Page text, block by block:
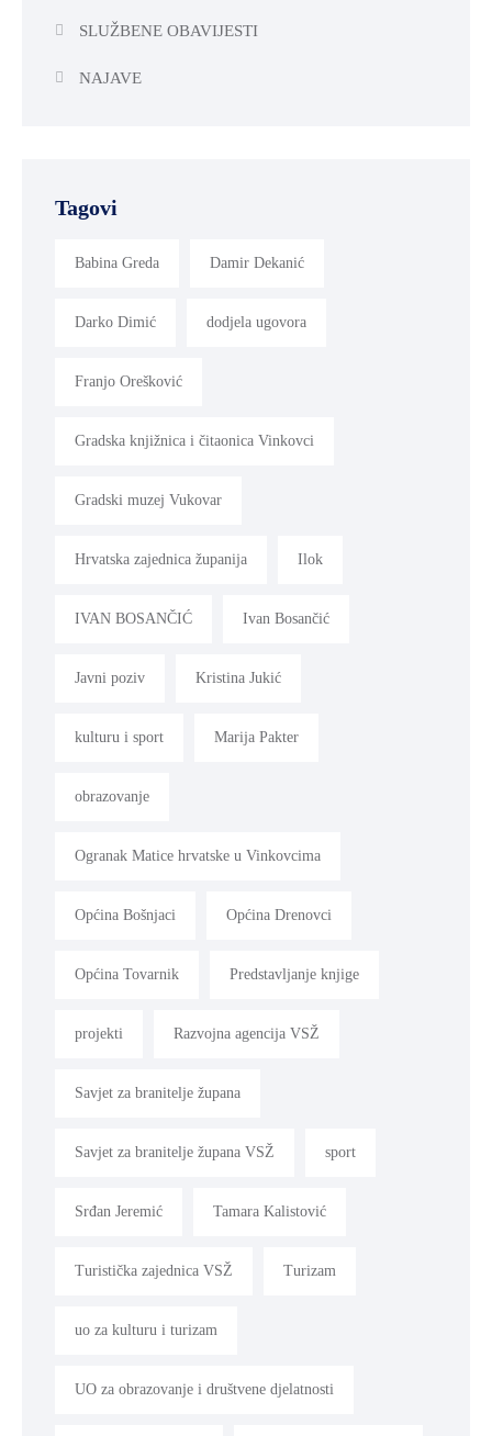
SLUŽBENE OBAVIJESTI
NAJAVE
Tagovi
Babina Greda Damir Dekanić
Darko Dimić dodjela ugovora
Franjo Orešković
Gradska knjižnica i čitaonica Vinkovci
Gradski muzej Vukovar
Hrvatska zajednica županija Ilok
IVAN BOSANČIĆ Ivan Bosančić
Javni poziv Kristina Jukić
kulturu i sport Marija Pakter
obrazovanje
Ogranak Matice hrvatske u Vinkovcima
Općina Bošnjaci Općina Drenovci
Općina Tovarnik Predstavljanje knjige
projekti Razvojna agencija VSŽ
Savjet za branitelje župana
Savjet za branitelje župana VSŽ sport
Srđan Jeremić Tamara Kalistović
Turistička zajednica VSŽ Turizam
uo za kulturu i turizam
UO za obrazovanje i društvene djelatnosti